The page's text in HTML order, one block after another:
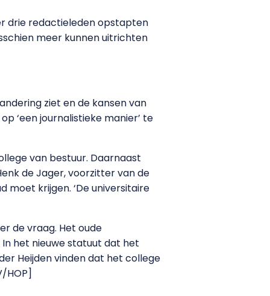
drie redactieleden opstapten
meer kunnen uitrichten
ziet en de kansen van
‘een journalistieke manier’ te
van bestuur. Daarnaast
de Jager, voorzitter van de
moet krijgen. ‘De universitaire
de vraag. Het oude
het nieuwe statuut dat het
Heijden vinden dat het college
HOP]